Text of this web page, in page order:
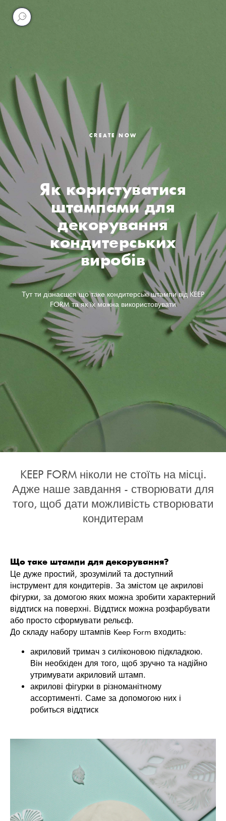
CREATE NOW
Як користуватися
штампами для
декорування
кондитерських
виробів
Тут ти дізнаєшся що таке кондитерські штампи від KEEP
FORM та як їх можна використовувати
KEEP FORM ніколи не стоїть на місці.
Адже наше завдання - створювати для
того, щоб дати можливість створювати
кондитерам
Що таке штампи для декорування?
Це дуже простий, зрозумілий та доступний
інструмент для кондитерів. За змістом це акрилові
фігурки, за домогою яких можна зробити характерний
віддтиск на поверхні. Віддтиск можна розфарбувати
або просто сформувати рельєф.
До складу набору штампів Keep Form входить:
акриловий тримач з силіконовою підкладкою.
Він необхіден для того, щоб зручно та надійно
утримувати акриловий штамп.
акрилові фігурки в різноманітному
ассортименті. Саме за допомогою них і
робиться віддтиск